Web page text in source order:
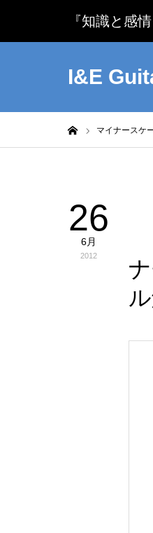
『知識と感
I&E
マイナースケ
26
6月
2012